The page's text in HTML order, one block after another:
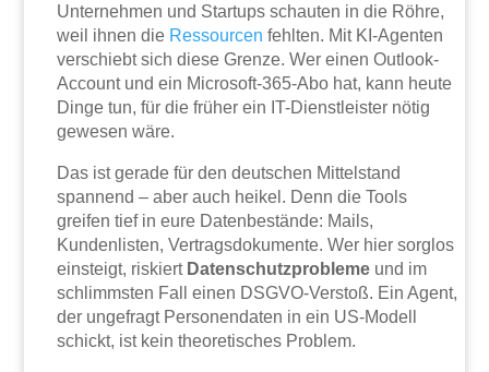
Unternehmen und Startups schauten in die Röhre,
weil ihnen die Ressourcen fehlten. Mit KI-Agenten
verschiebt sich diese Grenze. Wer einen Outlook-
Account und ein Microsoft-365-Abo hat, kann heute
Dinge tun, für die früher ein IT-Dienstleister nötig
gewesen wäre.
Das ist gerade für den deutschen Mittelstand
spannend – aber auch heikel. Denn die Tools
greifen tief in eure Datenbestände: Mails,
Kundenlisten, Vertragsdokumente. Wer hier sorglos
einsteigt, riskiert Datenschutzprobleme und im
schlimmsten Fall einen DSGVO-Verstoß. Ein Agent,
der ungefragt Personendaten in ein US-Modell
schickt, ist kein theoretisches Problem.